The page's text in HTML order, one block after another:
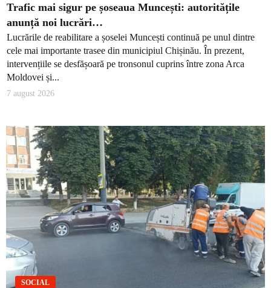
Trafic mai sigur pe șoseaua Muncești: autoritățile
anunță noi lucrări…
Lucrările de reabilitare a șoselei Muncești continuă pe unul dintre
cele mai importante trasee din municipiul Chișinău. În prezent,
intervențiile se desfășoară pe tronsonul cuprins între zona Arca
Moldovei și...
7 august 2026
SOCIAL